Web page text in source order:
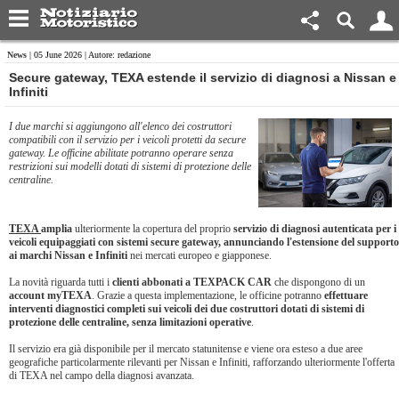
News | 05 June 2026 | Autore: redazione
Secure gateway, TEXA estende il servizio di diagnosi a Nissan e
Infiniti
I due marchi si aggiungono all'elenco dei costruttori
compatibili con il servizio per i veicoli protetti da secure
gateway. Le officine abilitate potranno operare senza
restrizioni sui modelli dotati di sistemi di protezione delle
centraline.
TEXAamplia ulteriormente la copertura del proprio servizio di diagnosi autenticata per i
veicoli equipaggiati con sistemi secure gateway, annunciando l'estensione del supporto
ai marchi Nissan e Infiniti nei mercati europeo e giapponese.
La novità riguarda tutti i clienti abbonati a TEXPACK CAR che dispongono di un
account myTEXA. Grazie a questa implementazione, le officine potranno effettuare
interventi diagnostici completi sui veicoli dei due costruttori dotati di sistemi di
protezione delle centraline, senza limitazioni operative.
Il servizio era già disponibile per il mercato statunitense e viene ora esteso a due aree
geografiche particolarmente rilevanti per Nissan e Infiniti, rafforzando ulteriormente l'offerta
di TEXA nel campo della diagnosi avanzata.